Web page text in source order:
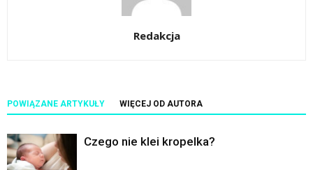
Redakcja
POWIĄZANE ARTYKUŁY WIĘCEJ OD AUTORA
Czego nie klei kropelka?